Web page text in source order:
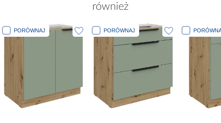
również
PORÓWNAJ PORÓWNAJ